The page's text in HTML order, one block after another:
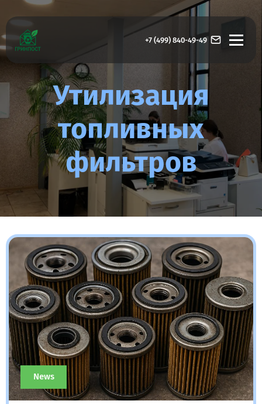
+7 (499) 840-49-49
Утилизация
топливных
фильтров
News